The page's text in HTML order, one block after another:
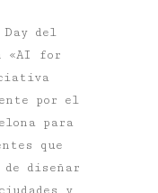
Day del
«AI for
por el
para
que
de diseñar